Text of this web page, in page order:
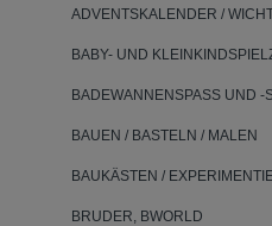
ADVENTSKALENDER /
BABY- UND
BADEWANNENSPASS UND -
BAUEN / BASTELN / MALEN
BAUKÄSTEN /
BRUDER, BWORLD